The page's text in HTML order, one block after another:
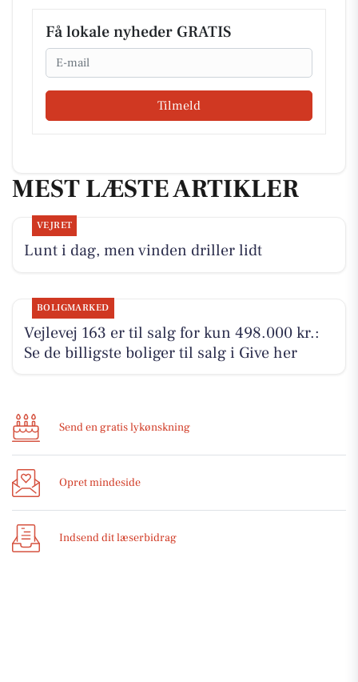
Få lokale nyheder GRATIS
Email
Tilmeld
MEST LÆSTE ARTIKLER
VEJRET
Lunt i dag, men vinden driller lidt
BOLIGMARKED
Vejlevej 163 er til salg for kun 498.000 kr.:
Se de billigste boliger til salg i Give her
Send en gratis lykønskning
Opret mindeside
Indsend dit læserbidrag